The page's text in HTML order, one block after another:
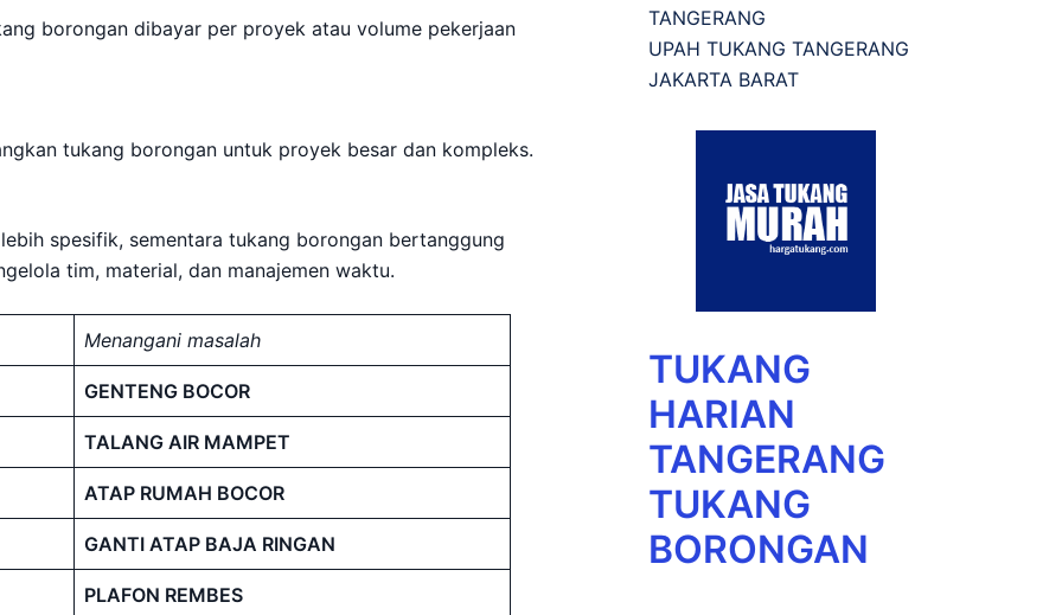
borongan dibayar per proyek atau volume pekerjaan
tukang borongan untuk proyek besar dan kompleks.
spesifik, sementara tukang borongan bertanggung
tim, material, dan manajemen waktu.
Menangani masalah
GENTENG BOCOR
TALANG AIR MAMPET
ATAP RUMAH BOCOR
GANTI ATAP BAJA RINGAN
PLAFON REMBES
TANGERANG
UPAH TUKANG TANGERANG
JAKARTA BARAT
TUKANG
HARIAN
TANGERANG
TUKANG
BORONGAN